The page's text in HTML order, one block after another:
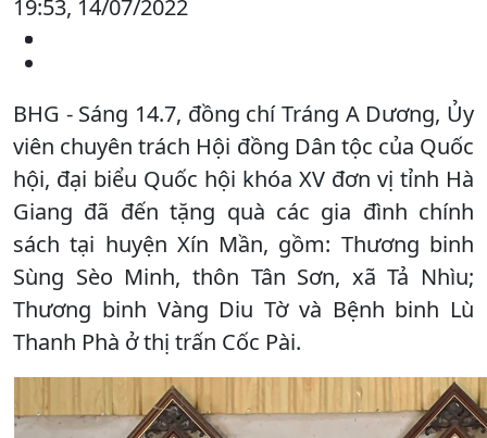
19:53, 14/07/2022
BHG - Sáng 14.7, đồng chí Tráng A Dương, Ủy
viên chuyên trách Hội đồng Dân tộc của Quốc
hội, đại biểu Quốc hội khóa XV đơn vị tỉnh Hà
Giang đã đến tặng quà các gia đình chính
sách tại huyện Xín Mần, gồm: Thương binh
Sùng Sèo Minh, thôn Tân Sơn, xã Tả Nhìu;
Thương binh Vàng Diu Tờ và Bệnh binh Lù
Thanh Phà ở thị trấn Cốc Pài.